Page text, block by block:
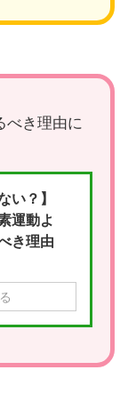
べき理由に
い？】
運動よ
き理由